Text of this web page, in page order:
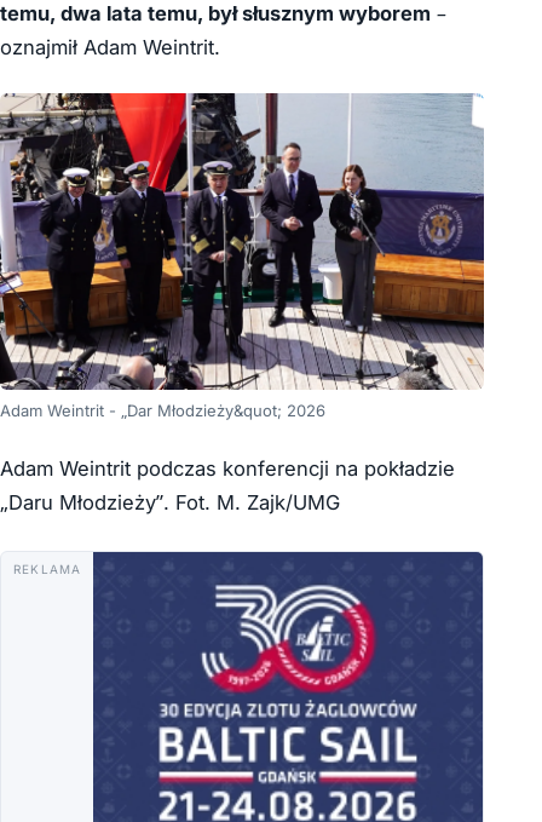
temu, dwa lata temu, był słusznym wyborem –
oznajmił Adam Weintrit.
Adam Weintrit - „Dar Młodzieży&quot; 2026
Adam Weintrit podczas konferencji na pokładzie
„Daru Młodzieży”. Fot. M. Zajk/UMG
REKLAMA